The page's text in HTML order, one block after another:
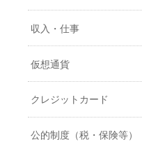
収入・仕事
仮想通貨
クレジットカード
公的制度（税・保険等）